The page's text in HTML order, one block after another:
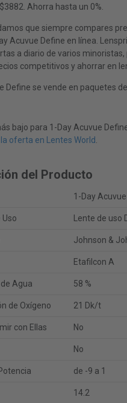
Ahorra hasta un 0%.
que siempre compares
Acuvue Define en línea.
a diario de varios minoristas,
competitivos y ahorrar en
Define se vende en paquetes
bajo para 1-Day Acuvue
la oferta en Lentes World.
del Producto
1-Day
Lente de uso
Johnson &
Etafilcon A
Agua 58 %
de Oxígeno 21 Dk/t
con Ellas No
No
de -9 a 1
14.2